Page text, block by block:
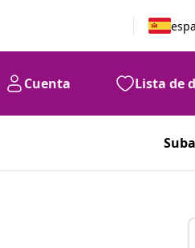
Cuenta Lista de